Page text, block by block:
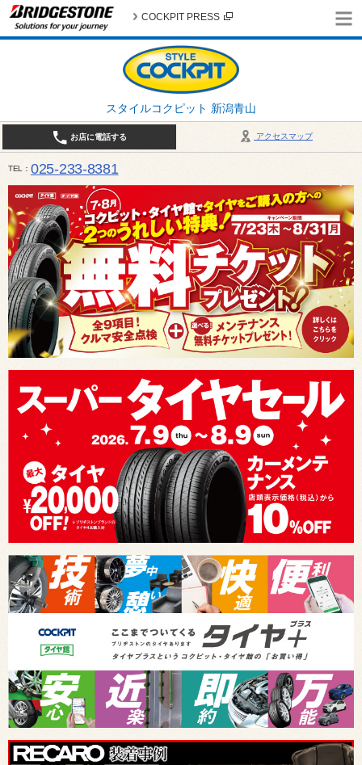
スタイルコクピット 新潟青山
COCKPIT PRESS
アクセスマップ
お店に電話する
TEL 025-233-8381
営業時間は10:00～18:30 作業、商談受付は10:00〜18:00です。 / 定休日：2026年 8月のお休み
（日曜日）、19日（水曜日）26日（水曜日）